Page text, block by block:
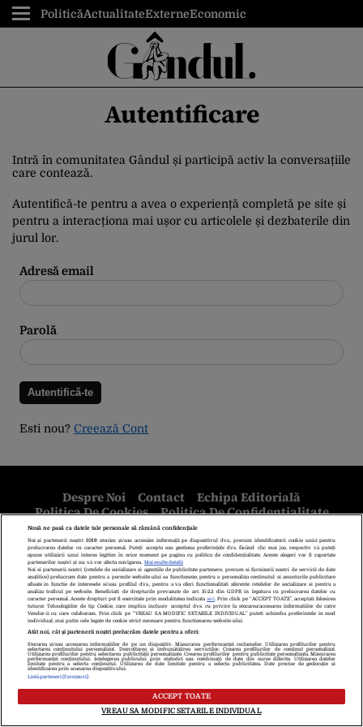
PoliticăActualitateExterneEconomic
Autentificare
Intră în comunitatea Gândul și participă activ la conversațiile
care contează.
Autentifică-te pentru a avea o experiență completă pe site și
pentru a interacționa mai ușor cu articolele și dezbaterile din
jurul lor.
Adresă email
Parolă
Esti nou? Creează Cont
Despre Noi Contact
Echipa Editorială
Politica De Cookies
Politica De Confidențialitate
Termeni Și Condiții
copyright © 2026
Citarea se poate face în limita a 250 de semne. Nici o instituţie sau persoană
(site-uri, instituţii mass-media, firme de monitorizare) nu poate reproduce
integral scrierile publicistice purtătoare de Drepturi de Autor.
Decizia ONJN nr. 1598/16.09.2021. Jocurile de noroc sunt interzise
minorilor.